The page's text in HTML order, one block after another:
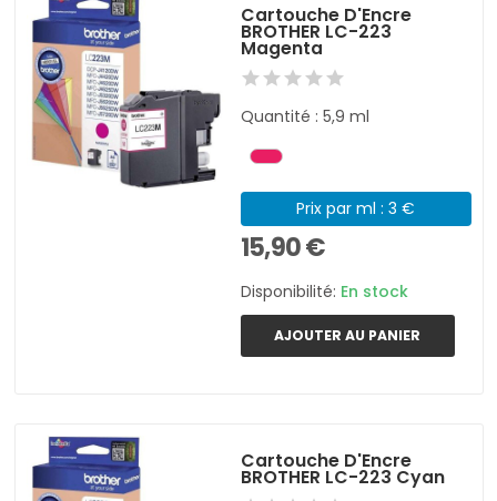
Cartouche D'Encre
BROTHER LC-223
Magenta
Quantité : 5,9 ml
Prix par ml : 3 €
15,90 €
Disponibilité: En stock
AJOUTER AU PANIER
Cartouche D'Encre
BROTHER LC-223 Cyan